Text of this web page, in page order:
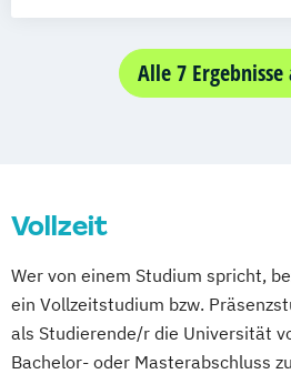
Management der Medien-
Kreativwirtschaft
(DE/EN)
Creation
Visual and Media
Wirtschaftspsychologie
Game Design (DE/EN)
Mediadesign (DE/EN)
Alle 7 Ergebnisse
Vollzeit
Wer von einem Studium spricht,
ein Vollzeitstudium bzw.
als Studierende/r die Universität
Bachelor- oder Masterabschluss